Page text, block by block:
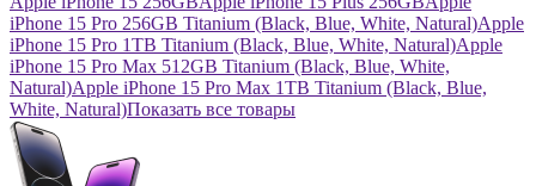
iPhone 15 Pro 256GB Titanium (Black, Blue, White, Natural)Apple
iPhone 15 Pro 1TB Titanium (Black, Blue, White, Natural)Apple
iPhone 15 Pro Max 512GB Titanium (Black, Blue, White,
Natural)Apple iPhone 15 Pro Max 1TB Titanium (Black, Blue,
White, Natural)Показать все товары